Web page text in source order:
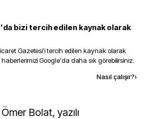
bizi tercih edilen kaynak olarak
Gazetesi'i tercih edilen kaynak olarak
Google'da daha sık görebilirsiniz.
Nasıl çalışır?›